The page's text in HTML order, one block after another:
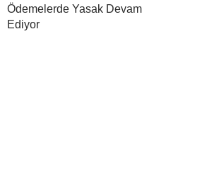
Ödemelerde Yasak Devam
Ediyor